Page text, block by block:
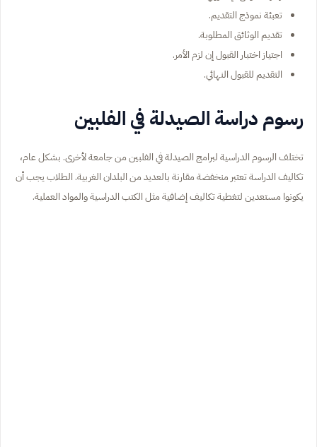
تعبئة نموذج التقديم.
تقديم الوثائق المطلوبة.
اجتياز اختبار القبول إن لزم الأمر.
التقديم للقبول النهائي.
رسوم دراسة الصيدلة في الفلبين
تختلف الرسوم الدراسية لبرامج الصيدلة في الفلبين من جامعة لأخرى. بشكل عام،
تكاليف الدراسة تعتبر منخفضة مقارنة بالعديد من البلدان الغربية. الطلاب يجب أن
يكونوا مستعدين لتغطية تكاليف إضافية مثل الكتب الدراسية والمواد العملية.